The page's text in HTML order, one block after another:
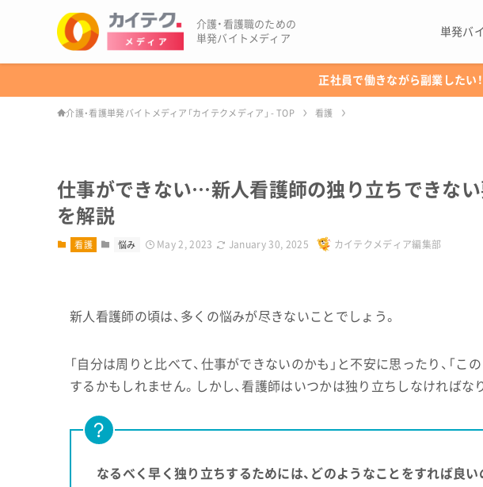
介護・看護職のための
単発バイトメディア
単発バ
正社員で働きながら副業したい
介護・看護単発バイトメディア「カイテクメディア」 - TOP 看護
仕事ができない…新人看護師の独り立ちできな
を解説
看護 悩み May 2, 2023 January 30, 2025 カイテクメディア編集部
新人看護師の頃は、多くの悩みが尽きないことでしょう。
「自分は周りと比べて、仕事ができないのかも」と不安に思ったり、「こ
するかもしれません。しかし、看護師はいつかは独り立ちしなければな
なるべく早く独り立ちするためには、どのようなことをすれば良い